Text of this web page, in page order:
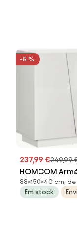
-5 %
237,99 €249,99
HOMCOM
150x40x88 cm
Prateleira
88×150×40 cm,
Em stock